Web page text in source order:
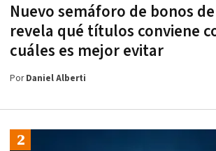
Nuevo semáforo de bonos
revela qué títulos conviene
cuáles es mejor evitar
PorDaniel Alberti